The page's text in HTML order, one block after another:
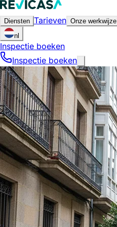
Diensten Tarieven Onze werkwijze
nl
Inspectie boeken
Inspectie boeken